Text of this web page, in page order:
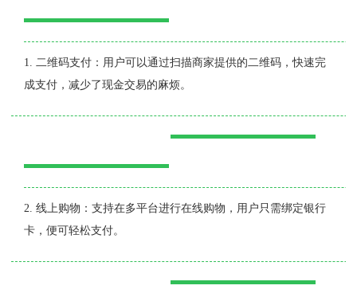
1. 二维码支付：用户可以通过扫描商家提供的二维码，快速完
成支付，减少了现金交易的麻烦。
2. 线上购物：支持在多平台进行在线购物，用户只需绑定银行
卡，便可轻松支付。